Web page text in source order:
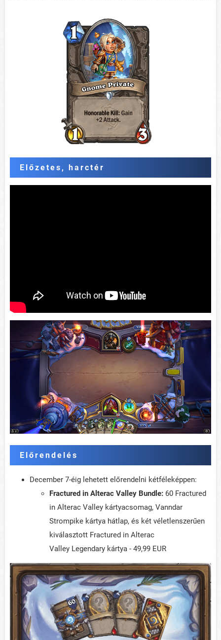
Előzetes, harctér
Előrendelés
December 7-éig lehetett előrendelni kétféleképpen:
Fractured in Alterac Valley Bundle: 60 Fractured
in Alterac Valley kártyacsomag, Vanndar
Strompike kártya hátlap, és két véletlenszerűen
kiválasztott Fractured in Alterac
Valley Legendary kártya - 49,99 EUR